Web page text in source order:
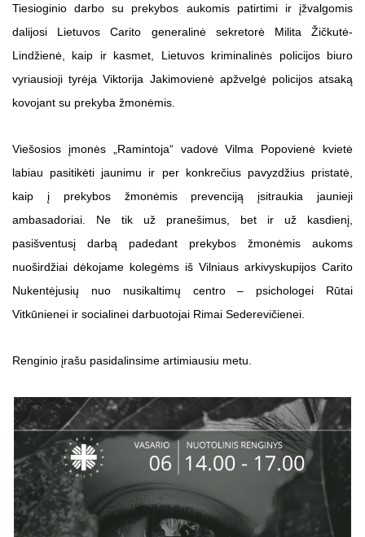
Tiesioginio darbo su prekybos aukomis patirtimi ir įžvalgomis
dalijosi Lietuvos Carito generalinė sekretorė Milita Žičkutė-
Lindžienė, kaip ir kasmet, Lietuvos kriminalinės policijos biuro
vyriausioji tyrėja Viktorija Jakimovienė apžvelgė policijos atsaką
kovojant su prekyba žmonėmis.
Viešosios įmonės „Ramintoja“ vadovė Vilma Popovienė kvietė
labiau pasitikėti jaunimu ir per konkrečius pavyzdžius pristatė,
kaip į prekybos žmonėmis prevenciją įsitraukia jaunieji
ambasadoriai. Ne tik už pranešimus, bet ir už kasdienį,
pasišventusį darbą padedant prekybos žmonėmis aukoms
nuoširdžiai dėkojame kolegėms iš Vilniaus arkivyskupijos Carito
Nukentėjusių nuo nusikaltimų centro – psichologei Rūtai
Vitkūnienei ir socialinei darbuotojai Rimai Sederevičienei.
Renginio įrašu pasidalinsime artimiausiu metu.